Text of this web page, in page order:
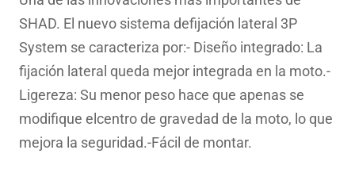
era:
1,810.10€.
es:
153.86€.
SHAD. El nuevo sistema defijación lateral 3P
System se caracteriza por:- Diseño integrado: La
fijación lateral queda mejor integrada en la moto.-
Ligereza: Su menor peso hace que apenas se
modifique elcentro de gravedad de la moto, lo que
mejora la seguridad.-Fácil de montar.